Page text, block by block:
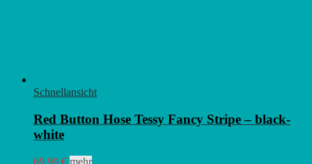
Schnellansicht
Red Button Hose Tessy Fancy Stripe – black-
white
69,99 € mehrDieses